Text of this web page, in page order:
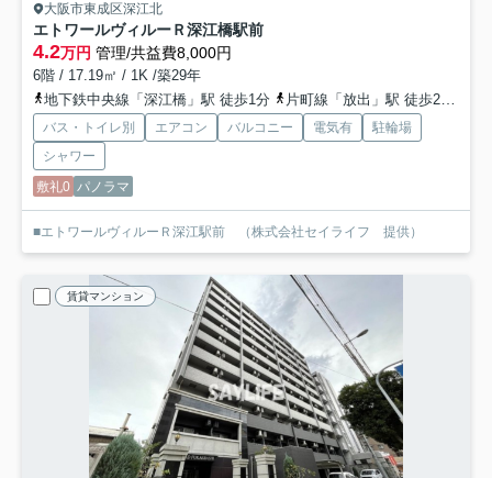
大阪市東成区深江北
エトワールヴィルーＲ深江橋駅前
4.2万円 管理/共益費8,000円
6階 / 17.19㎡ / 1K /築29年
地下鉄中央線「深江橋」駅 徒歩1分
片町線「放出」駅 徒歩20分
バス・トイレ別 エアコン バルコニー 電気有
駐輪場
シャワー
敷礼0 パノラマ
■エトワールヴィルーＲ深江駅前 （株式会社セイライフ 提供）
賃貸マンション